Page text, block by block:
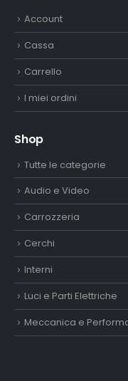
Account
Cassa
Carrello
I miei ordini
Shop
Tutte le categorie
Audio e Video
Carrozzeria
Cerchi
Interni
Luci e Parti Elettriche
Meccanica e